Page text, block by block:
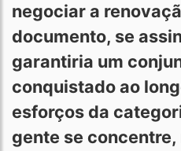
negociar a
documento, se
garantiria um
conquistado ao
esforços da
gente se